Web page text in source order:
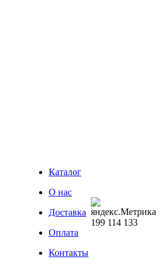
Каталог
О нас
Доставка
Оплата
Контакты
199 114 133